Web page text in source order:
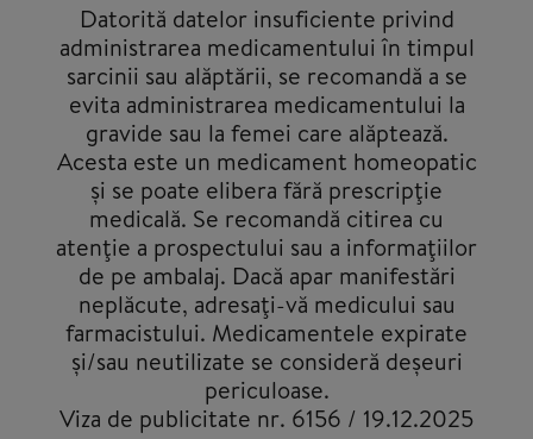
Datorită datelor insuficiente privind
administrarea medicamentului în timpul
sarcinii sau alăptării, se recomandă a se
evita administrarea medicamentului la
gravide sau la femei care alăptează.
Acesta este un medicament homeopatic
şi se poate elibera fără prescripţie
medicală. Se recomandă citirea cu
atenţie a prospectului sau a informaţiilor
de pe ambalaj. Dacă apar manifestări
neplăcute, adresaţi-vă medicului sau
farmacistului. Medicamentele expirate
și/sau neutilizate se consideră deșeuri
periculoase.
Viza de publicitate nr. 6156 / 19.12.2025